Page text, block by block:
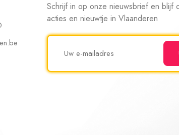
Schrijf in op onze nieuwsbrief en blijf
acties en nieuwtje in Vlaanderen